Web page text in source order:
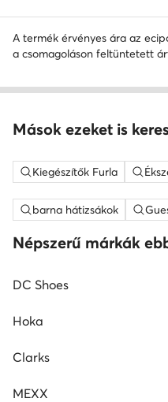
A termék érvényes ára az
a csomagoláson feltüntetett
Mások ezeket is
Kiegészítők Furla
barna hátizsákok
Népszerű márkák
DC Shoes
Hoka
Clarks
MEXX